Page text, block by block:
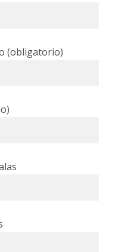
(obligatorio)